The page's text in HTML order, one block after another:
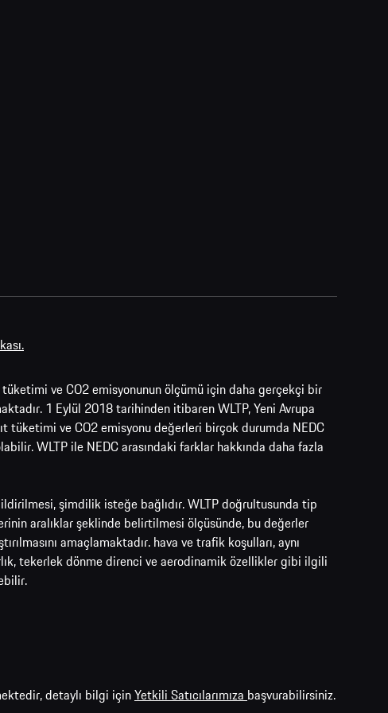
ve CO2 emisyonunun ölçümü için daha gerçekçi bir
1 Eylül 2018 tarihinden itibaren WLTP, Yeni Avrupa
tüketimi ve CO2 emisyonu değerleri birçok durumda NEDC
WLTP ile NEDC arasındaki farklar hakkında daha fazla
şimdilik isteğe bağlıdır. WLTP doğrultusunda tip
aralıklar şeklinde belirtilmesi ölçüsünde, bu değerler
amaçlamaktadır. hava ve trafik koşulları, aynı
tekerlek dönme direnci ve aerodinamik özellikler gibi ilgili
detaylı bilgi içinYetkili Satıcılarımıza başvurabilirsiniz.